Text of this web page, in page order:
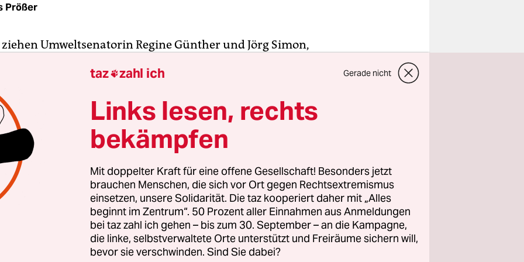
Prößer
ziehen Umweltsenatorin Regine Günther und Jörg Simon,
in der Neuen Jüdenstraße. Im Fallen gibt es den Blick
Behördenschild, das seinesgleichen sucht: „Berliner
Agentur“ steht da in grünen Großbuchstaben auf Weiß,
nähert, erkennt, dass die reliefartigen Lettern aus
gefertigt sind: Moos. „Ist echt“, sagt ein Mann im
hab's selbst da reingefriemelt.“
sich quasi um eine mikroskopische Ausgabe dermurs
der aufwändig begrünten Hauswände des Franzosen Patrick
(übrigens auch in Berlin)zeigen, dass Gärtnern auch in der
funktioniert. Womit man beinahe schon beim Thema der
taz zahl ich Gerade nicht
Links lesen, rechts
bekämpfen
Mit doppelter Kraft für eine offene Gesellschaft! Besonders jetzt
brauchen Menschen, die sich vor Ort gegen Rechtsextremismus
einsetzen, unsere Solidarität. Die taz kooperiert daher mit „Alles
beginnt im Zentrum“. 50 Prozent aller Einnahmen aus Anmeldungen
bei taz zahl ich gehen – bis zum 30. September – an die Kampagne,
die linke, selbstverwaltete Orte unterstützt und Freiräume sichern will,
bevor sie verschwinden. Sind Sie dabei?